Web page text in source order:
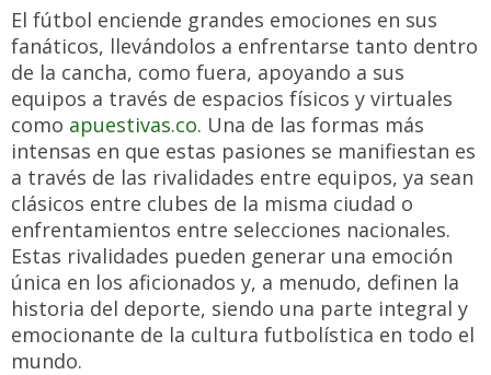
El fútbol enciende grandes emociones en sus
fanáticos, llevándolos a enfrentarse tanto dentro
de la cancha, como fuera, apoyando a sus
equipos a través de espacios físicos y virtuales
como apuestivas.co. Una de las formas más
intensas en que estas pasiones se manifiestan es
a través de las rivalidades entre equipos, ya sean
clásicos entre clubes de la misma ciudad o
enfrentamientos entre selecciones nacionales.
Estas rivalidades pueden generar una emoción
única en los aficionados y, a menudo, definen la
historia del deporte, siendo una parte integral y
emocionante de la cultura futbolística en todo el
mundo.